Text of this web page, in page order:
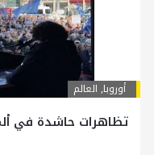
أوروبا, العالم
تظاهرات حاشدة في